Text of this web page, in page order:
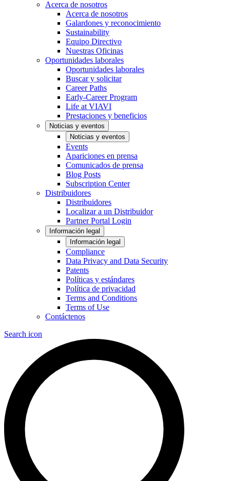
Acerca de nosotros
Acerca de nosotros
Galardones y reconocimiento
Sustainability
Equipo Directivo
Nuestras Oficinas
Oportunidades laborales
Oportunidades laborales
Buscar y solicitar
Career Paths
Early-Career Program
Life at VIAVI
Prestaciones y beneficios
Noticias y eventos
Noticias y eventos
Events
Apariciones en prensa
Comunicados de prensa
Blog Posts
Subscription Center
Distribuidores
Distribuidores
Localizar a un Distribuidor
Partner Portal Login
Información legal
Información legal
Compliance
Data Privacy and Data Security
Patents
Políticas y estándares
Política de privacidad
Terms and Conditions
Terms of Use
Contáctenos
Search icon